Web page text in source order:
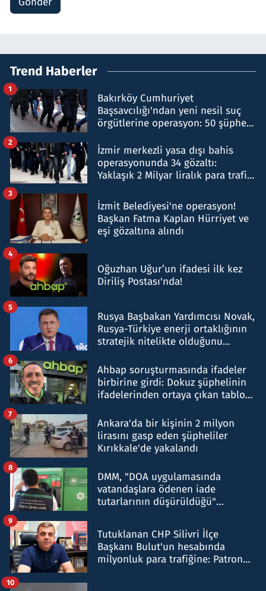
Trend Haberler
Bakırköy Cumhuriyet
Başsavcılığı'ndan yeni nesil suç
örgütlerine operasyon: 50 şüpheli
1
İzmir merkezli yasa dışı bahis
operasyonunda 34 gözaltı:
Yaklaşık 2 Milyar liralık para trafiği
2
İzmit Belediyesi'ne operasyon!
Başkan Fatma Kaplan Hürriyet ve
eşi gözaltına alındı
3
Oğuzhan Uğur’un ifadesi ilk kez
Diriliş Postası'nda!
4
Rusya Başbakan Yardımcısı Novak,
Rusya-Türkiye enerji ortaklığının
stratejik nitelikte olduğunu
5
Ahbap soruşturmasında ifadeler
birbirine girdi: Dokuz şüphelinin
ifadelerinden ortaya çıkan tablo
6
Ankara'da bir kişinin 2 milyon
lirasını gasp eden şüpheliler
Kırıkkale'de yakalandı
7
DMM, "DOA uygulamasında
vatandaşlara ödenen iade
tutarlarının düşürüldüğü"
8
Tutuklanan CHP Silivri İlçe
Başkanı Bulut'un hesabında
milyonluk para trafiğine: Patron
9
10